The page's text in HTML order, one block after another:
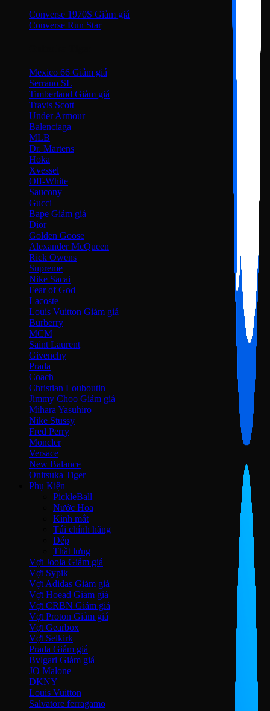
Converse 1970S
Converse Run Star
Mexico 66
Serrano SL
Timberland
Travis Scott
Under Armour
Balenciaga
MLB
Dr. Martens
Hoka
Xvessel
Off-White
Saucony
Gucci
Bape
Dior
Golden Goose
Alexander McQueen
Rick Owens
Supreme
Nike Sacai
Fear of God
Lacoste
Louis Vuitton
Burberry
MCM
Saint Laurent
Givenchy
Prada
Coach
Christian Louboutin
Jimmy Choo
Mihara Yasuhiro
Nike Stussy
Fred Perry
Moncler
Versace
New Balance
Onitsuka Tiger
Phụ Kiện
PickleBall
Nước Hoa
Kinh mắt
Túi chính hãng
Dép
Thắt lưng
Vợt Joola
Vợt Sypik
Vợt Adidas
Vợt Hoead
Vợt CRBN
Vợt Proton
Vợt Gearbox
Vợt Selkirk
Prada
Bvlgari
JO Malone
DKNY
Louis Vuitton
Salvatore ferragamo